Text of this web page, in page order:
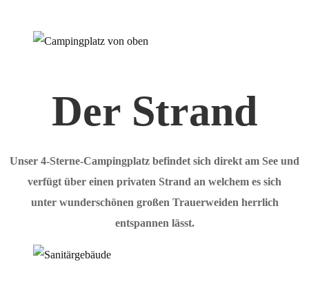
Der Strand
Unser 4-Sterne-Campingplatz befindet sich direkt am See und
verfügt über einen privaten Strand an welchem es sich
unter wunderschönen großen Trauerweiden herrlich
entspannen lässt.